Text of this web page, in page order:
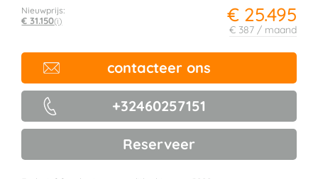
€ 25.495
€ 387 / maand
Nieuwprijs:
€ 31.150(i)
contacteer ons
+32460257151
Reserveer